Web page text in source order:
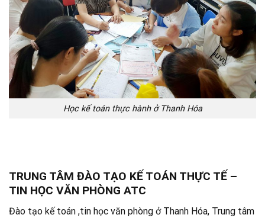
Học kế toán thực hành ở Thanh Hóa
TRUNG TÂM ĐÀO TẠO KẾ TOÁN THỰC TẾ –
TIN HỌC VĂN PHÒNG ATC
Đào tạo kế toán ,tin học văn phòng ở Thanh Hóa, Trung tâm